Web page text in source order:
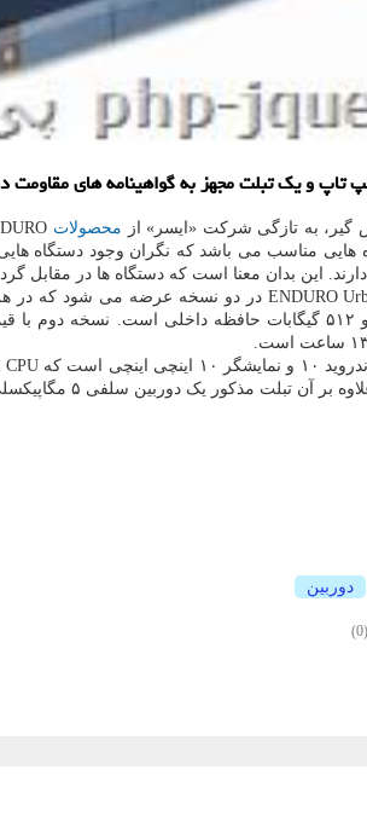
و یک تبلت مجهز به گواهینامه های
به تازگی شرکت «ایسر» از محصولات
هایی مناسب می باشد که نگران وجود دستگاه
دوربین
(0)